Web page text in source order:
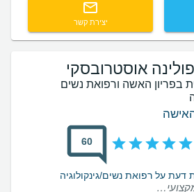
יצירת קשר
אוסטרובסקי
בפריון האשה ורפואת נשים
האישה
60
ד''ר פולינה היא אישה מקצועית, נחמדה ואינטליגנטית! רק בזכותה יש לנו בן האהוב! תמיד נעים לבוא עליה!